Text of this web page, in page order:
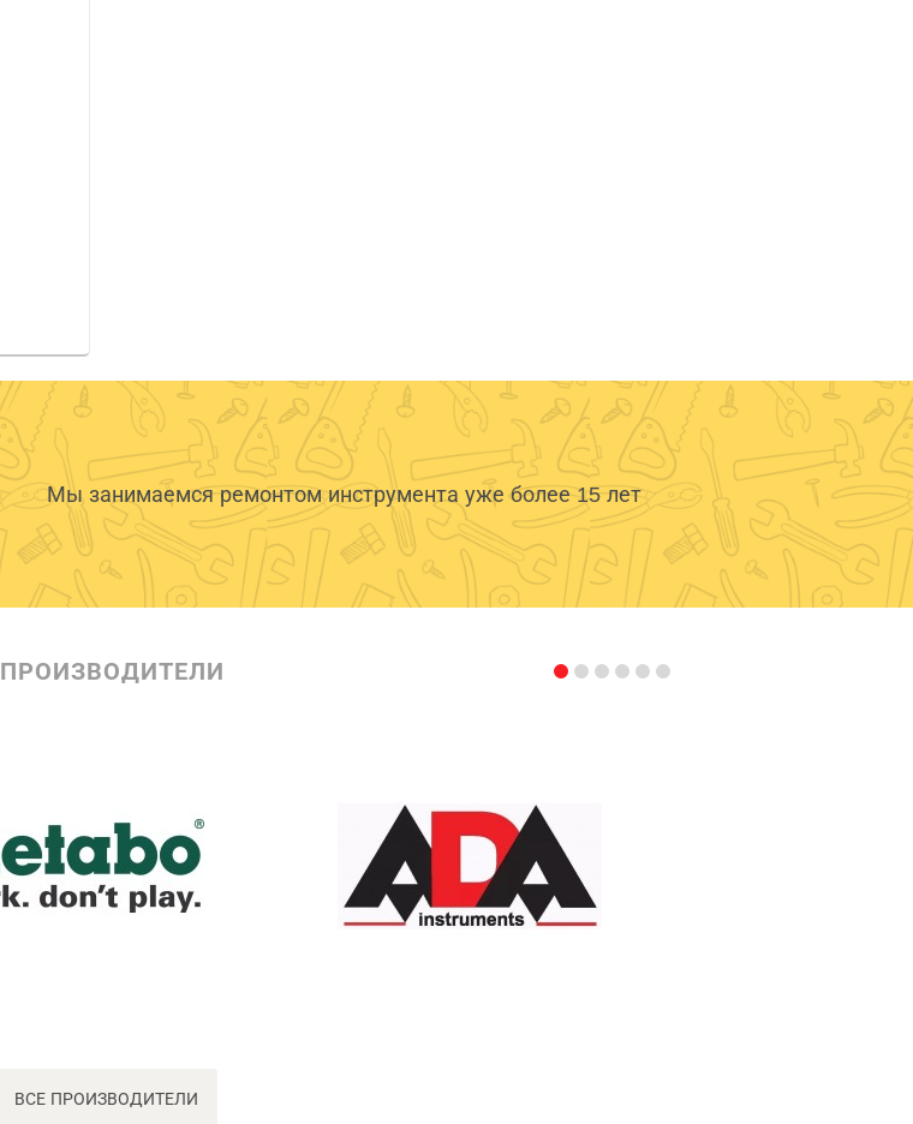
Мы занимаемся ремонтом инструмента уже более 15 лет
ПРОИЗВОДИТЕЛИ
ВСЕ ПРОИЗВОДИТЕЛИ